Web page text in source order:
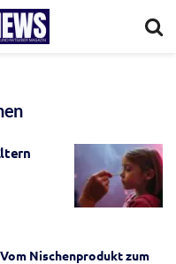
Nischenprodukt zum